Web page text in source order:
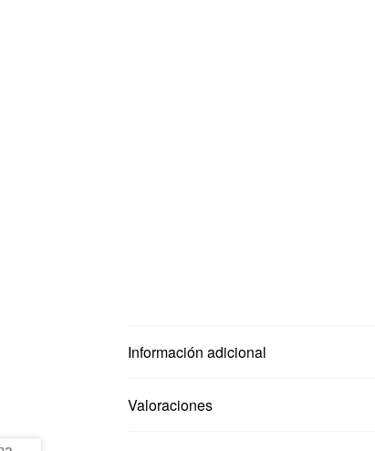
Información adicional
Valoraciones